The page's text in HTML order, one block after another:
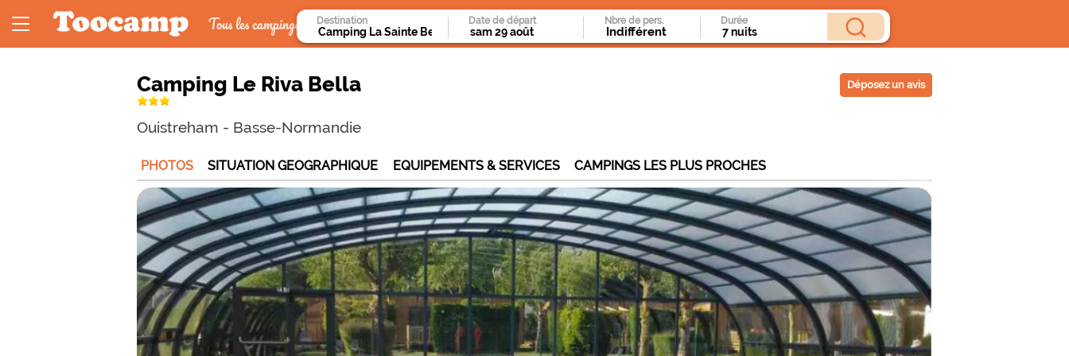
Tous les campings Destination Date de départ Durée
Nbre de pers.
Camping Le Riva Bella
Ouistreham - Basse-Normandie
Déposez un avis
PHOTOS SITUATION GEOGRAPHIQUE EQUIPEMENTS & SERVICES CAMPINGS LES PLUS PROCHES